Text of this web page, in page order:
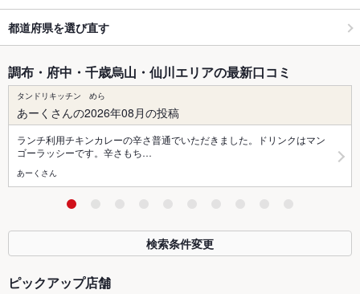
都道府県を選び直す
調布・府中・千歳烏山・仙川エリアの最新口コミ
タンドリキッチン めら
あーくさんの2026年08月の投稿
ランチ利用チキンカレーの辛さ普通でいただきました。ドリンクはマン
ゴーラッシーです。辛さもち…
あーくさん
検索条件変更
ピックアップ店舗